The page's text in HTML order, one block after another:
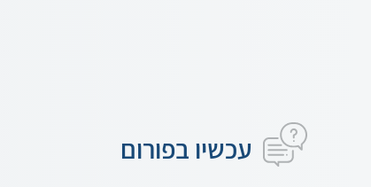
עכשיו בפורום